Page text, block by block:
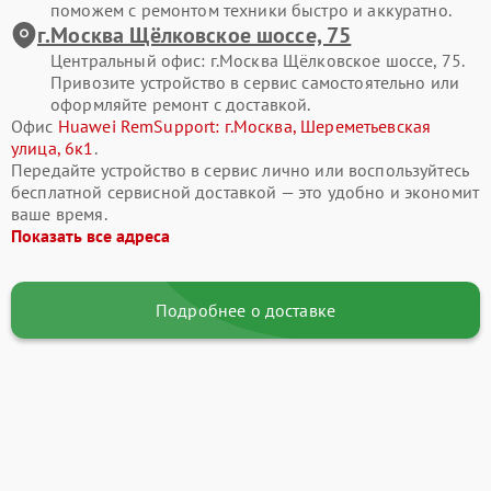
Мы подходим к ремонту планшетов Huawei комплексно,
уделяя внимание каждому аспекту работы устройства.
Каждый мастер имеет большой опыт в восстановлении
электроники, а также доступ к специализированным
инструментам и сертифицированным компонентам.
Тщательная диагностика
— проверяем дисплейный модуль,
сенсор, шлейфы, накопитель, аккумулятор, контроллеры и
системные узлы, определяем как явные, так и скрытые
поможем с ремонтом техники быстро и аккуратно.
г.Москва Щёлковское шоссе, 75
Центральный офис: г.Москва Щёлковское шоссе, 75.
Привозите устройство в сервис самостоятельно или
оформляйте ремонт с доставкой.
Офис Huawei RemSupport: г.Москва, Шереметьевская
улица, 6к1.
Передайте устройство в сервис лично или воспользуйтесь
бесплатной сервисной доставкой — это удобно и экономит
ваше время.
Показать все адреса
Подробнее о доставке